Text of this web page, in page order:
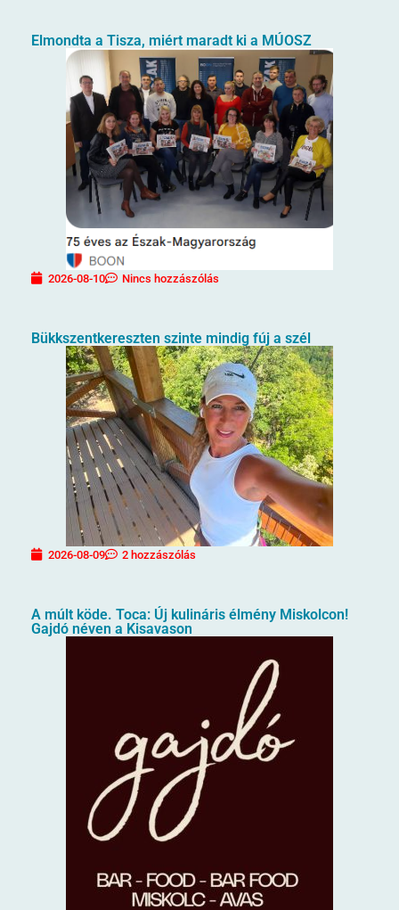
Elmondta a Tisza, miért maradt ki a MÚOSZ
2026-08-10 Nincs hozzászólás
Bükkszentkereszten szinte mindig fúj a szél
2026-08-09 2 hozzászólás
A múlt köde. Toca: Új kulináris élmény Miskolcon!
Gajdó néven a Kisavason